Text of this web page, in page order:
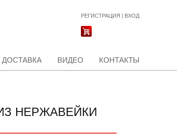
РЕГИСТРАЦИЯ | ВХОД
ДОСТАВКА ВИДЕО КОНТАКТЫ
НЕРЖАВЕЙКИ